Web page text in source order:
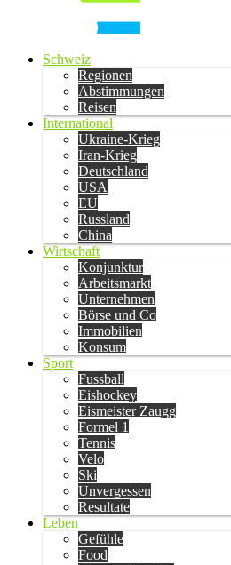
Schweiz
Regionen
Abstimmungen
Reisen
International
Ukraine-Krieg
Iran-Krieg
Deutschland
USA
EU
Russland
China
Wirtschaft
Konjunktur
Arbeitsmarkt
Unternehmen
Börse und Co
Immobilien
Konsum
Sport
Fussball
Eishockey
Eismeister Zaugg
Formel 1
Tennis
Velo
Ski
Unvergessen
Resultate
Leben
Gefühle
Food